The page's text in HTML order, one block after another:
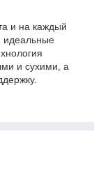
и на каждый
идеальные
и сухими, а